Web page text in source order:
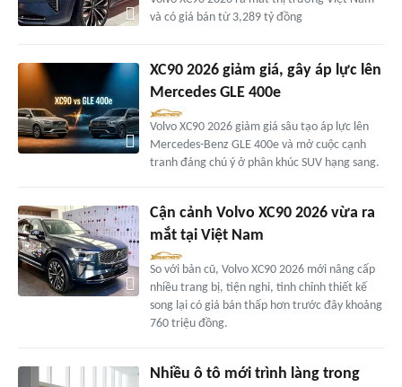
và có giá bán từ 3,289 tỷ đồng
XC90 2026 giảm giá, gây áp lực lên
Mercedes GLE 400e
Volvo XC90 2026 giảm giá sâu tạo áp lực lên
Mercedes-Benz GLE 400e và mở cuộc cạnh
tranh đáng chú ý ở phân khúc SUV hạng sang.
Cận cảnh Volvo XC90 2026 vừa ra
mắt tại Việt Nam
So với bản cũ, Volvo XC90 2026 mới nâng cấp
nhiều trang bị, tiện nghi, tinh chỉnh thiết kế
song lại có giá bán thấp hơn trước đây khoảng
760 triệu đồng.
Nhiều ô tô mới trình làng trong